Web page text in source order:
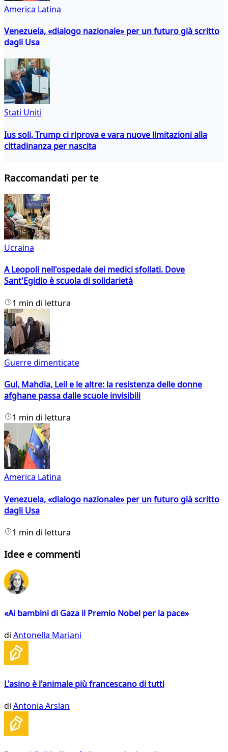
America Latina
Venezuela, «dialogo nazionale» per un futuro già scritto
dagli Usa
Stati Uniti
Ius soli, Trump ci riprova e vara nuove limitazioni alla
cittadinanza per nascita
Raccomandati per te
Ucraina
A Leopoli nell'ospedale dei medici sfollati. Dove
Sant'Egidio è scuola di solidarietà
1 min di lettura
Guerre dimenticate
Gul, Mahdia, Leil e le altre: la resistenza delle donne
afghane passa dalle scuole invisibili
1 min di lettura
America Latina
Venezuela, «dialogo nazionale» per un futuro già scritto
dagli Usa
1 min di lettura
Idee e commenti
«Ai bambini di Gaza il Premio Nobel per la pace»
di Antonella Mariani
L'asino è l'animale più francescano di tutti
di Antonia Arslan